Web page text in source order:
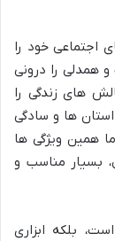
اجتماعی خود را
همدلی را درونی
های زندگی را
ها و سادگی
همین ویژگی ها
هدف، یعنی کودکان ۳ تا ۷ سال، بسیار مناسب و
بلکه ابزاری